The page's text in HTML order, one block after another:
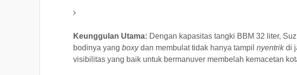
Keunggulan Utama: Dengan kapasitas tangki BBM 32 liter,
bodinya yang boxydan membulat tidak hanya tampil nyentrikdi
visibilitas yang baik untuk bermanuver membelah kemacetan